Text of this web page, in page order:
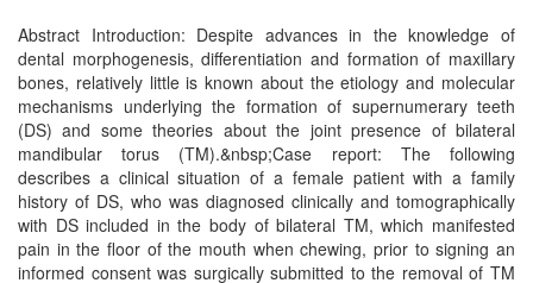
Abstract Introduction: Despite advances in the knowledge of
dental morphogenesis, differentiation and formation of maxillary
bones, relatively little is known about the etiology and molecular
mechanisms underlying the formation of supernumerary teeth
(DS) and some theories about the joint presence of bilateral
mandibular torus (TM).&nbsp;Case report: The following
describes a clinical situation of a female patient with a family
history of DS, who was diagnosed clinically and tomographically
with DS included in the body of bilateral TM, which manifested
pain in the floor of the mouth when chewing, prior to signing an
informed consent was surgically submitted to the removal of TM